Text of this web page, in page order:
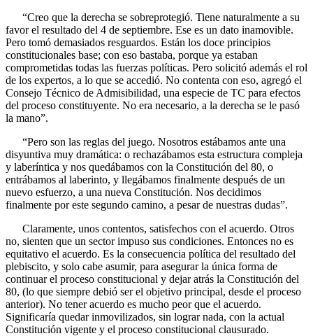
“Creo que la derecha se sobreprotegió. Tiene naturalmente a su
favor el resultado del 4 de septiembre. Ese es un dato inamovible.
Pero tomó demasiados resguardos. Están los doce principios
constitucionales base; con eso bastaba, porque ya estaban
comprometidas todas las fuerzas políticas. Pero solicitó además el rol
de los expertos, a lo que se accedió. No contenta con eso, agregó el
Consejo Técnico de Admisibilidad, una especie de TC para efectos
del proceso constituyente. No era necesario, a la derecha se le pasó
la mano”.
“Pero son las reglas del juego. Nosotros estábamos ante una
disyuntiva muy dramática: o rechazábamos esta estructura compleja
y laberíntica y nos quedábamos con la Constitución del 80, o
entrábamos al laberinto, y llegábamos finalmente después de un
nuevo esfuerzo, a una nueva Constitución. Nos decidimos
finalmente por este segundo camino, a pesar de nuestras dudas”.
Claramente, unos contentos, satisfechos con el acuerdo. Otros
no, sienten que un sector impuso sus condiciones. Entonces no es
equitativo el acuerdo. Es la consecuencia política del resultado del
plebiscito, y solo cabe asumir, para asegurar la única forma de
continuar el proceso constitucional y dejar atrás la Constitución del
80, (lo que siempre debió ser el objetivo principal, desde el proceso
anterior). No tener acuerdo es mucho peor que el acuerdo.
Significaría quedar inmovilizados, sin lograr nada, con la actual
Constitución vigente y el proceso constitucional clausurado.